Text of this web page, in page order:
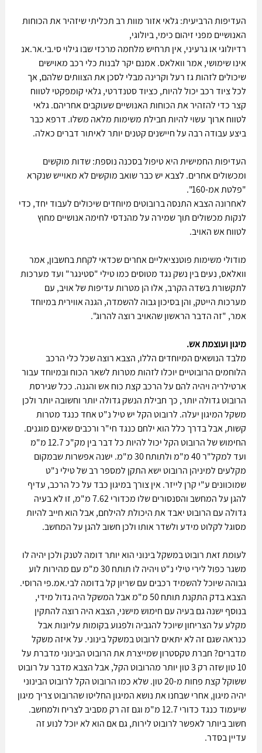
העדיפות הרביעית: גלאי אזור מוות רב תכליתי שיזהיר את הכוחות
האנושיים מפני זיהום כימי, ביולוגי,
רדיולוגי או גרעיני, אין תרחיש מלחמה מרכזי שבו גילוי סי.בי.אר.אנ
אינו שימושי, אמר וואלאס. אמנם יקר לבנות כלי רכב מאוישים
שיכולים לזהות גז רעל וקרינה מבלי לסכן את הצוותים שלהם, אך
לכל ציוד רכב יכול להיות, כציוד סטנדרטי, גלאי קומפקטי לטווח
קצר כדי להזהיר את הכוחות האנושיים שעוקבים אחריהם. גלאי
לטווח ארוך עשוי להיות חבילת משימות מלאה משלו. דרפא כבר
ביצע עבודה רבה על חיישנים קטנים יותר לאיתור דברים כאלה.
העדיפות החמישית היא טיפול בסכנה נוספת: שדות מוקשים
ומכשולים אחרים. לצבא יש כבר שואב מוקשים לא מאוייש שנקרא
"פלטת אמ-160".
לאחרונה הצבא התנסה ברובוטים מיוחדים שיכולים לעבוד יחד, כדי
לנקות מכשולים תוך שמירה על מהנדסי לחימה אנושיים מחוץ
לטווח אש האויב.
מודולי משימות פוטנציאליים אחרים שכדאי לקחת בחשבון, אמר
וואלאס, נעים בין נשק נגד מטוסים כמו טילי "סטינגר" ועד מערכות
לתקשורת בשדה הקרב, אלו הן מטרות עדיפות של אויב, עם
מערכות הייטק, והן בסיכון גבוה להשמדה, הגנה אווירית במיוחד
אמר, "זה הדבר הראשון שהאויב רוצה להרוג".
מיגון ועוצמת אש.
מלבד הנושאים המיוחדים הללו, הצבא רוצה שכל כלי הרכב
הלוחמים הרובוטיים יוכלו לזהות מטרות לשאר הכוח ובמיוחד עבור
ארטילריה ויהיה להם על הרכב קצת כוח אש והגנה. ככל שגירסת
הרובוט גדולה יותר, כך חבילת הנשק גדולה יותר וחשובה יותר ולכן
משקל המיגון יעלה. לרובוט הקל יש טיל נ"ט אחד כנגד מטרות
קשות, אבל בדרך כלל הוא ילחם כנגד חי"ר ורכבים שאינם מוגנים.
החימוש של הרובוט הקל יכול להיות כל דבר בין מק"כ 12.7 מ"מ
ועד למקל"ר 40 מ"מ ולתותח 30 מ"מ. ישנה אפשרות שבמקום
מקלעים למיניהן הרובוט ישא התקן למספר רב של טילי נ"ט
שמוכוונים ע"י קרן לייזר. אין צורך במיגון כבד על כל הרכב, עדיף
להגן על המחשב והסנסורים שלו מכדורי 7.62 מ"מ, זו לא בעיה
גדולה עם הרובוט יאבד את היכולת להילחם, אבל הוא חייב להיות
מסוגל לקלוט מידע ולשדר אותו ולכן חשוב להגן על המחשב.
לעומת זאת רובוט במשקל בינוני הוא יותר דומה לטנק ולכן יהיה לו
משגר כפול לירי טילי נ"ט ויהיה לו תותח 30 מ"מ עם מהירות לוע
גבוהה שיוכל להשמיד רכבים עם שריון קל בדומה לבי.אמ.פי הרוסי.
הצבא בדק התקנת תותח 50 מ"מ אבל המשקל היה גדול מידי,
בנוסף ישנה גם בעיה עם חימוש מישני, הצבא היה רוצה להתקין
מקלע על הצריחון שיוכל להגביה ולפגוע בקומות עליונות אבל
כנראה שגם זה לא יתאים לרובוט במשקל בינוני. על איזה משקל
מדברים? חברת טקסטרון שמייצרת את הרובוט הבינוני מדברת על
10 טון שזה רק 3 טון יותר מהרובוט הקל, אבל הצבא מדבר על רובוט
ששוקל קצת פחות מ-20 טון. שלא כמו הרובוט הקל לרובוט הבינוני
יהיה מיגון, אחרי שבחנו את נושא המיגון החליטו שהרובוט צריך מיגון
שיעמוד כנגד כדורי 12.7 מ"מ וגם זה רק מסביב לצריח ולמחשב.
חשוב ביותר לאפשר לרובוט לירות, גם אם הוא לא יוכל לנוע זה
עדיין בסדר.